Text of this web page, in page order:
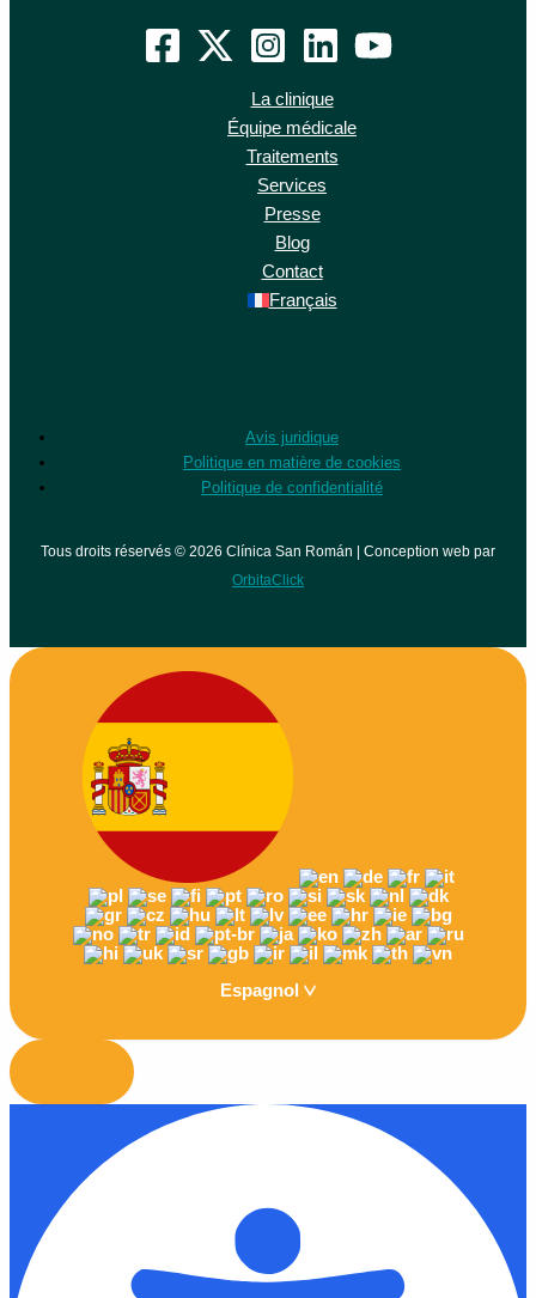
La clinique
Équipe médicale
Traitements
Services
Presse
Blog
Contact
Français
Avis juridique
Politique en matière de cookies
Politique de confidentialité
Tous droits réservés © 2026 Clínica San Román | Conception web par
OrbitaClick
Espagnol